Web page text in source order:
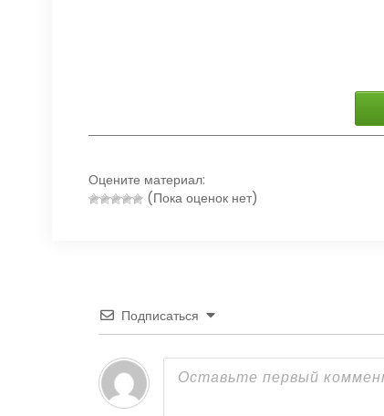
Оцените материал:
(Пока оценок нет)
Подписаться